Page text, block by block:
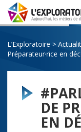
L’Exploratoire >
Préparateur·rice en
DE
EN